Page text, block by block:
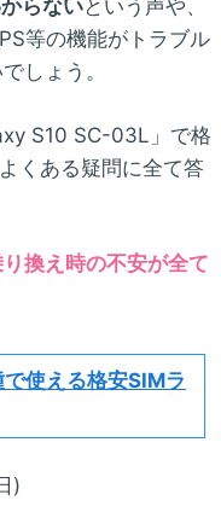
らないという声や、
等の機能がトラブル
しょう。
S10 SC-03L」で格
くある疑問に全て答
換え時の不安が全て
で使える格安SIMラ
)